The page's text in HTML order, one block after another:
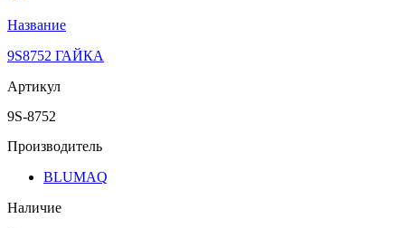
Название
9S8752 ГАЙКА
Артикул
9S-8752
Производитель
BLUMAQ
Наличие